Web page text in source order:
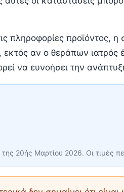
πληροφορίες
, εκτός αν ο θεράπων ιατρός
να ευνοήσει την
20ής Μαρτίου 2026. Οι τιμές